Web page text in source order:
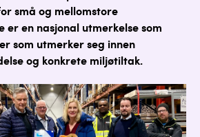
små og mellomstore
er en nasjonal utmerkelse som
som utmerker seg innen
og konkrete miljøtiltak.